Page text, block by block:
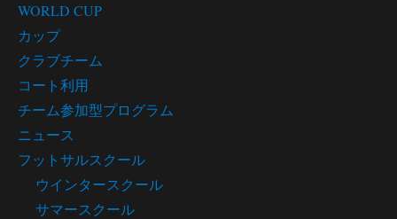
WORLD CUP
カップ
クラブチーム
コート利用
チーム参加型プログラム
ニュース
フットサルスクール
ウインタースクール
サマースクール